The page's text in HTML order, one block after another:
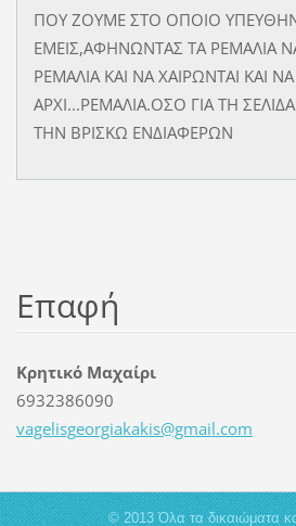
ΠΟΥ ΖΟΥΜΕ ΣΤΟ ΟΠΟΙΟ
ΕΜΕΙΣ,ΑΦΗΝΩΝΤΑΣ ΤΑ ΡΕΜΑΛΙΑ
ΡΕΜΑΛΙΑ ΚΑΙ ΝΑ ΧΑΙΡΩΝΤΑΙ ΚΑΙ
ΑΡΧΙ...ΡΕΜΑΛΙΑ.ΟΣΟ ΓΙΑ ΤΗ
ΤΗΝ ΒΡΙΣΚΩ ΕΝΔΙΑΦΕΡΩΝ
Επαφή
Kρητικό Μαχαίρι
6932386090
vagelisgeorgiakakis@gmail.com
© 2013 Όλα τα δικαιώματα